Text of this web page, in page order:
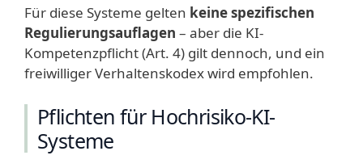
Für diese Systeme gelten keine spezifischen
Regulierungsauflagen – aber die KI-
Kompetenzpflicht (Art. 4) gilt dennoch, und ein
freiwilliger Verhaltenskodex wird empfohlen.
Pflichten für Hochrisiko-KI-
Systeme